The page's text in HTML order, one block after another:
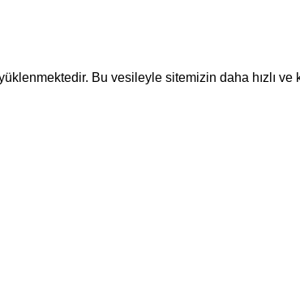
Bu vesileyle sitemizin daha hızlı ve